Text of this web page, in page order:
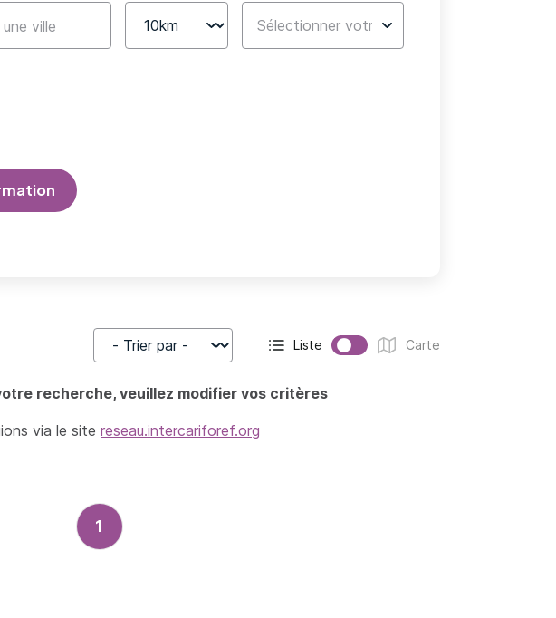
Trier par Affichage actif :
Liste
Affichage :
Carte
recherche, veuillez modifier vos critères
via le site reseau.intercariforef.org
1